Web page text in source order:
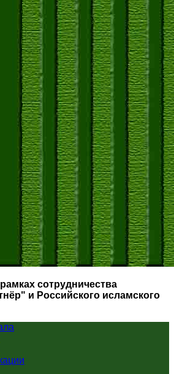
сотрудничества
и Российского исламского